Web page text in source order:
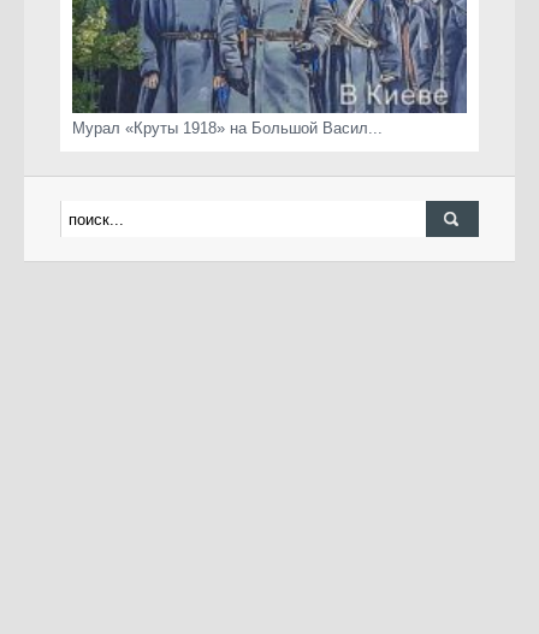
Мурал «Круты 1918» на Большой Васил...